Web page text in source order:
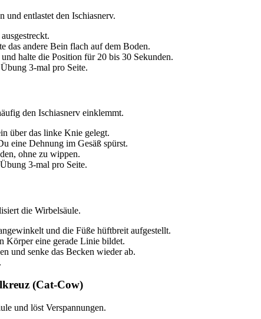
und entlastet den Ischiasnerv.
das andere Bein flach auf dem Boden.
halte die Position für 20 bis 30 Sekunden.
3-mal pro Seite.
den Ischiasnerv einklemmt.
über das linke Knie gelegt.
eine Dehnung im Gesäß spürst.
ohne zu wippen.
3-mal pro Seite.
die Wirbelsäule.
und die Füße hüftbreit aufgestellt.
Körper eine gerade Linie bildet.
und senke das Becken wieder ab.
(Cat-Cow)
und löst Verspannungen.